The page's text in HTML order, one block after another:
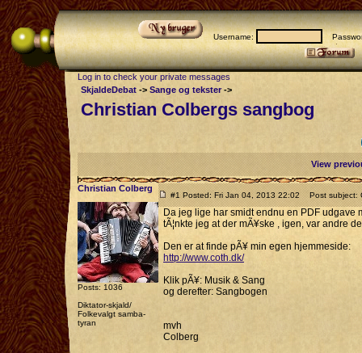
Username:
Log in to check your private messages
SkjaldeDebat -> Sange og tekster->
Christian Colbergs sangbog
View
Christian Colberg
Posts: 1036
Diktator-skjald/
Folkevalgt samba-
tyran
#1 Posted: Fri Jan 04, 2013 22:02 Post subject:
Da jeg lige har smidt endnu en PDF
tÃ¦nkte jeg at der mÃ¥ske , igen, var andre
Den er at finde pÃ¥ min egen hjemmeside:
http://www.coth.dk/
Klik pÃ¥: Musik & Sang
og derefter: Sangbogen
mvh
Colberg